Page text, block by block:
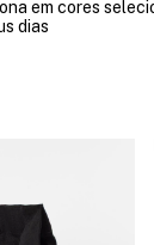
em cores
dias